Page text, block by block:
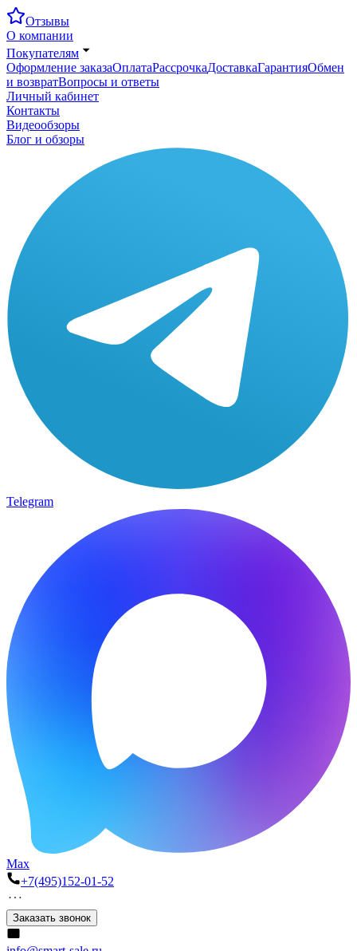
Отзывы
О компании
Покупателям
Оформление заказаОплатаРассрочкаДоставкаГарантияОбмен
и возвратВопросы и ответы
Личный кабинет
Контакты
Видеообзоры
Блог и обзоры
Telegram
Max
+7(495)152-01-52
Заказать звонок